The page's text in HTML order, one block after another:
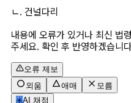
ㄴ. 건널다리
내용에 오류가 있거나 최신 법
주세요. 확인 후 반영하겠습니
오류 제보
외움
애매
모름
✳AI 채점